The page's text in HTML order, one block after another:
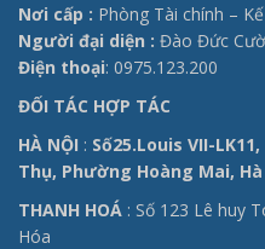
Nơi cấp : Phòng Tài chính –
Người đại diện : Đào Đức
Điện thoại: 0975.123.200
ĐỐI TÁC HỢP TÁC
HÀ NỘI : Số25.Louis VII-
Thụ, Phường Hoàng Mai,
THANH HOÁ : Số 123 Lê huy
Hóa